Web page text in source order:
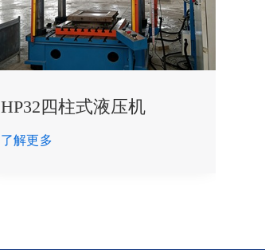
HP32四柱式液压机
了解更多